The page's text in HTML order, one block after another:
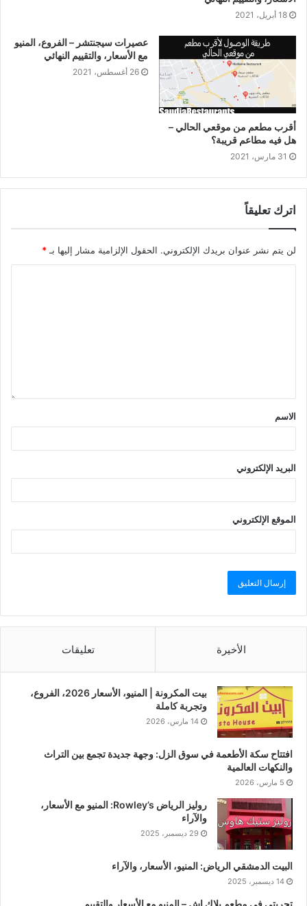
18 أبريل، 2021
أقرب مطعم من موقعي الحالي –
هل فيه مطاعم قريبة؟
31 مارس، 2021
عصيرات سيجنتشر – الفروع، المنيو
مع الأسعار، والتقييم النهائي
26 أغسطس، 2021
اترك تعليقاً
لن يتم نشر عنوان بريدك الإلكتروني. الحقول الإلزامية مشار إليها بـ*
الاسم
البريد الإلكتروني
الموقع الإلكتروني
الأخيرة تعليقات
بيت المكرونة | المنيو، الأسعار 2026، الفروع،
وتجربة كاملة
14 مارس، 2026
افتتاح سكة الأطعمة في سوق الزل: وجهة جديدة تجمع بين التراث
والنكهات العالمية
5 مارس، 2026
روليز الرياض Rowley’s: المنيو مع الأسعار،
والآراء
29 ديسمبر، 2025
البيت الدمشقي الرياض: المنيو، الأسعار، والآراء
14 ديسمبر، 2025